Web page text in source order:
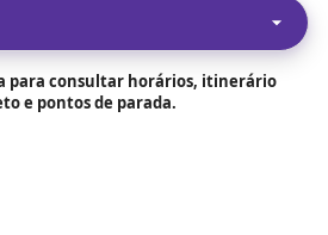
para consultar horários, itinerário
e pontos de parada.